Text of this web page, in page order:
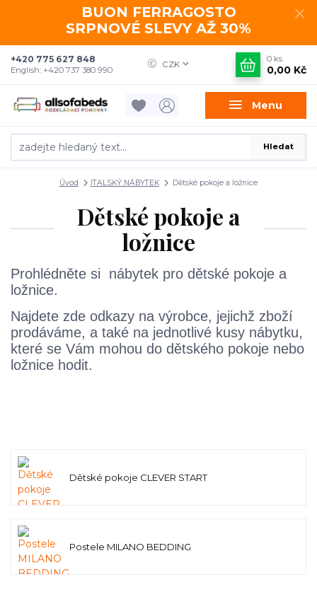
BUON FERRAGOSTO
SRPNOVÉ SLEVY AŽ 30%
Menu
CZK
Hledat
+420 775 627 848
English: +420 737 380 990
0 ks
0,00 Kč
Úvod ITALSKÝ NÁBYTEK Dětské pokoje a ložnice
Dětské pokoje a
ložnice
Prohlédněte si nábytek pro dětské pokoje a
ložnice.
Najdete zde odkazy na výrobce, jejichž zboží
prodáváme, a také na jednotlivé kusy nábytku,
které se Vám mohou do dětského pokoje nebo
ložnice hodit.
Dětské pokoje CLEVER START
Postele MILANO BEDDING